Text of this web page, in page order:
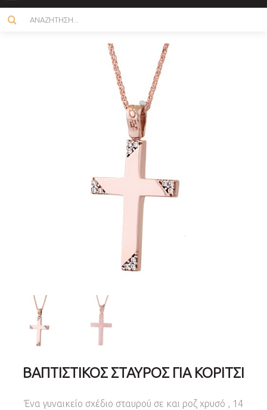
ΒΑΠΤΙΣΤΙΚΌΣ ΣΤΑΥΡΌΣ ΓΙΑ ΚΟΡΊΤΣΙ
Ένα γυναικείο σχέδιο σταυρού σε και ροζ χρυσό , 14